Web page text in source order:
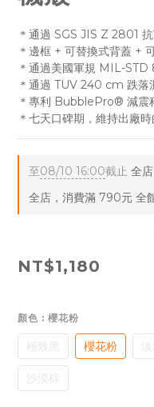
＊通過 SGS JIS Z 2801
＊邊框 + 可替換式背蓋 +
＊通過美國軍規 MIL-STD
＊通過 TUV 240 cm 跌落
＊專利 BubblePro® 減震
＊七天口碑期，維持出廠
至08/10 16:00截止 全
全店，消費滿 790元 全
NT$1,180
顏色 : 櫻花粉
極致黑 櫻花粉
沙漠棕